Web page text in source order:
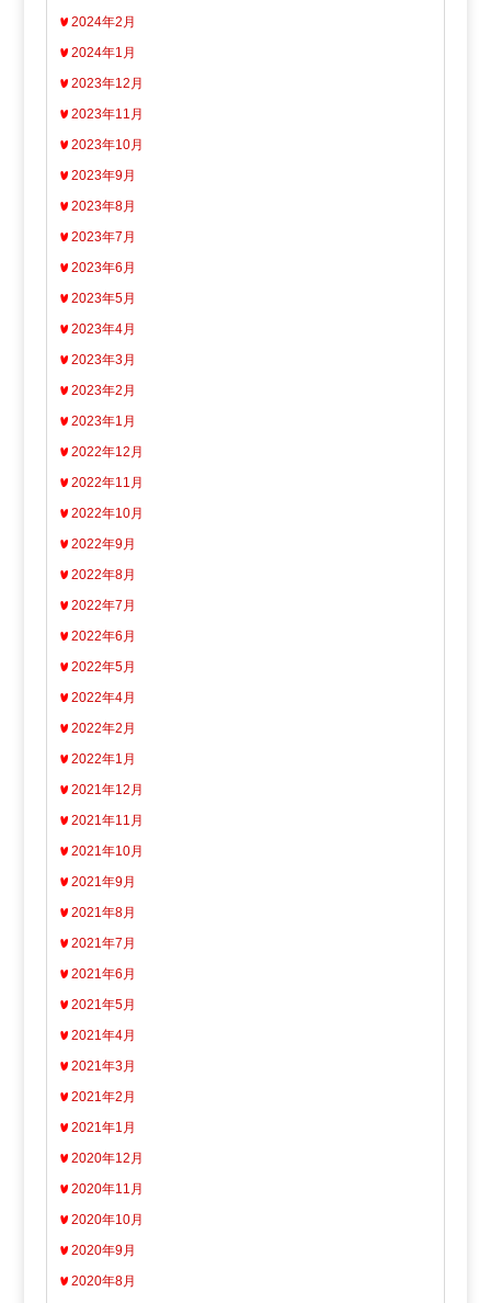
2024年2月
2024年1月
2023年12月
2023年11月
2023年10月
2023年9月
2023年8月
2023年7月
2023年6月
2023年5月
2023年4月
2023年3月
2023年2月
2023年1月
2022年12月
2022年11月
2022年10月
2022年9月
2022年8月
2022年7月
2022年6月
2022年5月
2022年4月
2022年2月
2022年1月
2021年12月
2021年11月
2021年10月
2021年9月
2021年8月
2021年7月
2021年6月
2021年5月
2021年4月
2021年3月
2021年2月
2021年1月
2020年12月
2020年11月
2020年10月
2020年9月
2020年8月